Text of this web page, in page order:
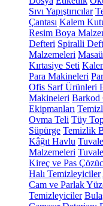
Sıvı Yapıştırıcılar
Çantası Kalem
Resim Boya
Defteri Spiralli
Malzemeleri
Kırtasiye Seti
Para Makineleri
Ofis Sarf Ürünleri
Makineleri Barkod
Ekipmanları
Ovma Teli Tüy
Süpürge Temizlik
Kâğıt Havlu
Malzemeleri
Kireç ve Pas
Halı Temizleyiciler
Cam ve Parlak
Temizleyiciler